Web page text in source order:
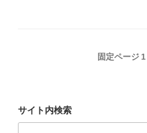
ペ
ー
固定ページ 1
サイト内検索